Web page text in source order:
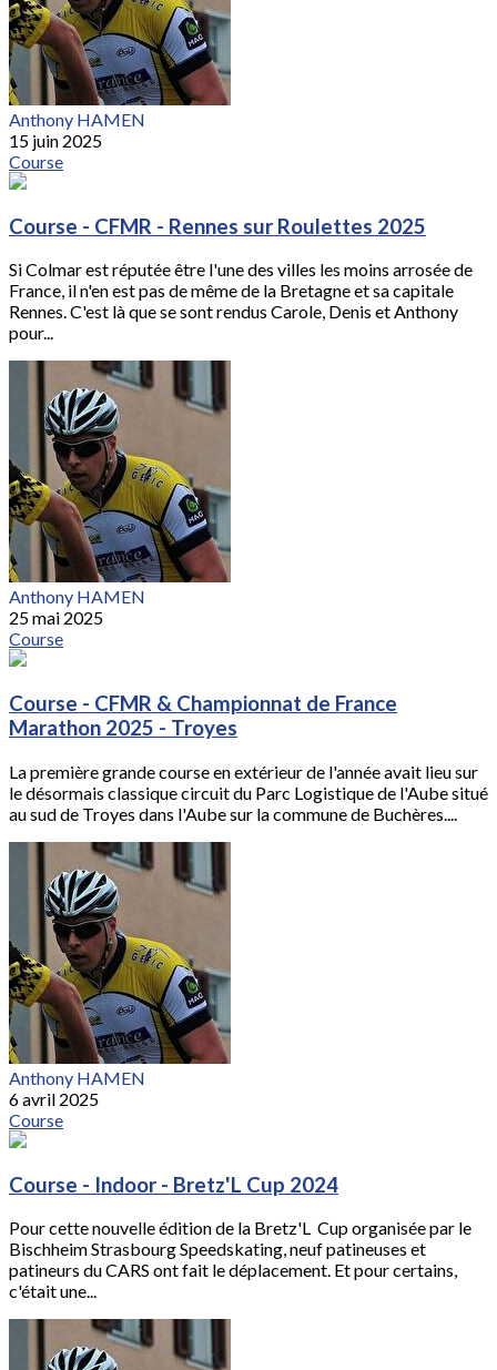
Anthony HAMEN
15 juin 2025
Course
Course - CFMR - Rennes sur Roulettes 2025
Si Colmar est réputée être l'une des villes les moins arrosée de
France, il n'en est pas de même de la Bretagne et sa capitale
Rennes. C'est là que se sont rendus Carole, Denis et Anthony
pour...
Anthony HAMEN
25 mai 2025
Course
Course - CFMR & Championnat de France
Marathon 2025 - Troyes
La première grande course en extérieur de l'année avait lieu sur
le désormais classique circuit du Parc Logistique de l'Aube situé
au sud de Troyes dans l'Aube sur la commune de Buchères....
Anthony HAMEN
6 avril 2025
Course
Course - Indoor - Bretz'L Cup 2024
Pour cette nouvelle édition de la Bretz'L Cup organisée par le
Bischheim Strasbourg Speedskating, neuf patineuses et
patineurs du CARS ont fait le déplacement. Et pour certains,
c'était une...